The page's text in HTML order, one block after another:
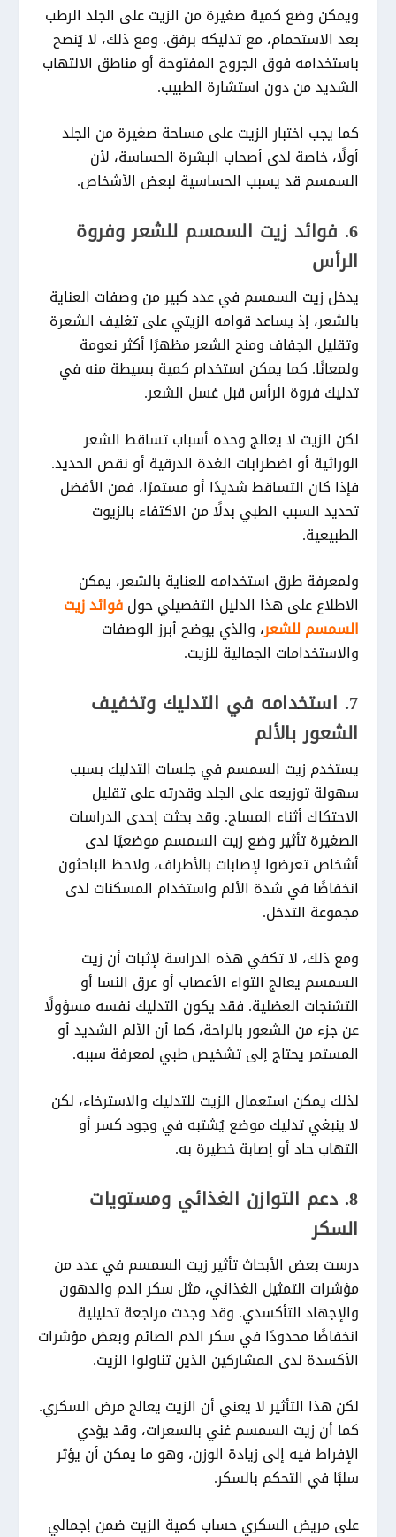
ويمكن وضع كمية صغيرة من الزيت على الجلد الرطب
بعد الاستحمام، مع تدليكه برفق. ومع ذلك، لا يُنصح
باستخدامه فوق الجروح المفتوحة أو مناطق الالتهاب
الشديد من دون استشارة الطبيب.
كما يجب اختبار الزيت على مساحة صغيرة من الجلد
أولًا، خاصة لدى أصحاب البشرة الحساسة، لأن
السمسم قد يسبب الحساسية لبعض الأشخاص.
6. فوائد زيت السمسم للشعر وفروة
الرأس
يدخل زيت السمسم في عدد كبير من وصفات العناية
بالشعر، إذ يساعد قوامه الزيتي على تغليف الشعرة
وتقليل الجفاف ومنح الشعر مظهرًا أكثر نعومة
ولمعانًا. كما يمكن استخدام كمية بسيطة منه في
تدليك فروة الرأس قبل غسل الشعر.
لكن الزيت لا يعالج وحده أسباب تساقط الشعر
الوراثية أو اضطرابات الغدة الدرقية أو نقص الحديد.
فإذا كان التساقط شديدًا أو مستمرًا، فمن الأفضل
تحديد السبب الطبي بدلًا من الاكتفاء بالزيوت
الطبيعية.
ولمعرفة طرق استخدامه للعناية بالشعر، يمكن
الاطلاع على هذا الدليل التفصيلي حولفوائد زيت
السمسم للشعر، والذي يوضح أبرز الوصفات
والاستخدامات الجمالية للزيت.
7. استخدامه في التدليك وتخفيف
الشعور بالألم
يستخدم زيت السمسم في جلسات التدليك بسبب
سهولة توزيعه على الجلد وقدرته على تقليل
الاحتكاك أثناء المساج. وقد بحثت إحدى الدراسات
الصغيرة تأثير وضع زيت السمسم موضعيًا لدى
أشخاص تعرضوا لإصابات بالأطراف، ولاحظ الباحثون
انخفاضًا في شدة الألم واستخدام المسكنات لدى
مجموعة التدخل.
ومع ذلك، لا تكفي هذه الدراسة لإثبات أن زيت
السمسم يعالج التواء الأعصاب أو عرق النسا أو
التشنجات العضلية. فقد يكون التدليك نفسه مسؤولًا
عن جزء من الشعور بالراحة، كما أن الألم الشديد أو
المستمر يحتاج إلى تشخيص طبي لمعرفة سببه.
لذلك يمكن استعمال الزيت للتدليك والاسترخاء، لكن
لا ينبغي تدليك موضع يُشتبه في وجود كسر أو
التهاب حاد أو إصابة خطيرة به.
8. دعم التوازن الغذائي ومستويات
السكر
درست بعض الأبحاث تأثير زيت السمسم في عدد من
مؤشرات التمثيل الغذائي، مثل سكر الدم والدهون
والإجهاد التأكسدي. وقد وجدت مراجعة تحليلية
انخفاضًا محدودًا في سكر الدم الصائم وبعض مؤشرات
الأكسدة لدى المشاركين الذين تناولوا الزيت.
لكن هذا التأثير لا يعني أن الزيت يعالج مرض السكري.
كما أن زيت السمسم غني بالسعرات، وقد يؤدي
الإفراط فيه إلى زيادة الوزن، وهو ما يمكن أن يؤثر
سلبًا في التحكم بالسكر.
على مريض السكري حساب كمية الزيت ضمن إجمالي